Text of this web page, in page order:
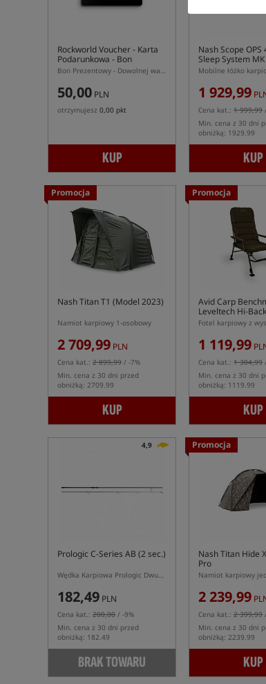
Rockworld Voucher- Karta
Podarunkowa - Bon
Prezentowy - Idealny
Bon Prezentowy - Dowolnej wartości zawsze trafiony prezent dla każdego karpiarza!
50,00 PLN
otrzymujesz 0,00 pkt
KUP
Nash Scope OPS
Sleep System
Mobilne łóżko
1 929,99
Cena kat.: 1 999,99
Min. cena z 30 dni
obniżką: 1929.99
KUP
Promocja
Nash Titan T1 (Model 2023)
Namiot karpiowy 1-osobowy
2 709,99 PLN
Cena kat.: 2 899,99 / -7%
Min. cena z 30 dni przed
obniżką: 2709.99
KUP
Promocja
Avid Carp
Leveltech Hi-
Chair
1 119,99
Cena kat.: 1 304,99
Min. cena z 30 dni
obniżką: 1119.99
KUP
4,9
Prologic C-Series AB (2 sec.)
Wędka Karpiowa Prologic Dwuskładowa
182,49 PLN
Cena kat.: 200,00 / -9%
Min. cena z 30 dni przed
obniżką: 182.49
BRAK TOWARU
Promocja
Nash Titan Hide
Pro
2 239,99
Cena kat.: 2 399,99
Min. cena z 30 dni
obniżką: 2239.99
KUP